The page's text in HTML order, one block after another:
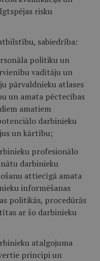
risku
sabiedrība:
politiku un
vadītāju un
pārvaldnieku atlases
un amata pēctecības
amatiem
darbinieku
un kārtību;
profesionālo
darbinieku
attiecīgā amata
informēšanas
politikās, procedūrās
ar šo darbinieku
atalgojuma
principi un